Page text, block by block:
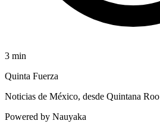
3 min
Quinta Fuerza
Noticias de México, desde Quintana Roo
Powered by Nauyaka